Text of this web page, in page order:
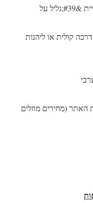
אופניים לאורך טיילת החוף, טיול באטרקציית &#39;גליל על
קולית או ליהנות
43 ₪ ילד (3-18) בקופת האתר (מחירים מוזלים